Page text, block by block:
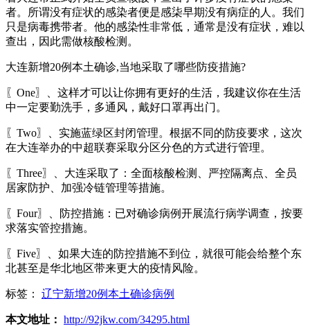
者。所谓没有症状的感染者便是感柒早期没有病症的人。我们
只是病毒携带者。他的感染性非常低，通常是没有症状，难以
查出，因此需做核酸检测。
大连新增20例本土确诊,当地采取了哪些防疫措施?
〖One〗、这样才可以让你拥有更好的生活，我建议你在生活
中一定要勤洗手，多通风，戴好口罩再出门。
〖Two〗、实施蓝绿区封闭管理。根据不同的防疫要求，这次
在大连举办的中超联赛采取分区分色的方式进行管理。
〖Three〗、大连采取了：全面核酸检测、严控隔离点、全员
居家防护、加强冷链管理等措施。
〖Four〗、防控措施：已对确诊病例开展流行病学调查，按要
求落实管控措施。
〖Five〗、如果大连的防控措施不到位，就很可能会给整个东
北甚至是华北地区带来更大的疫情风险。
标签： 辽宁新增20例本土确诊病例
本文地址： http://92jkw.com/34295.html